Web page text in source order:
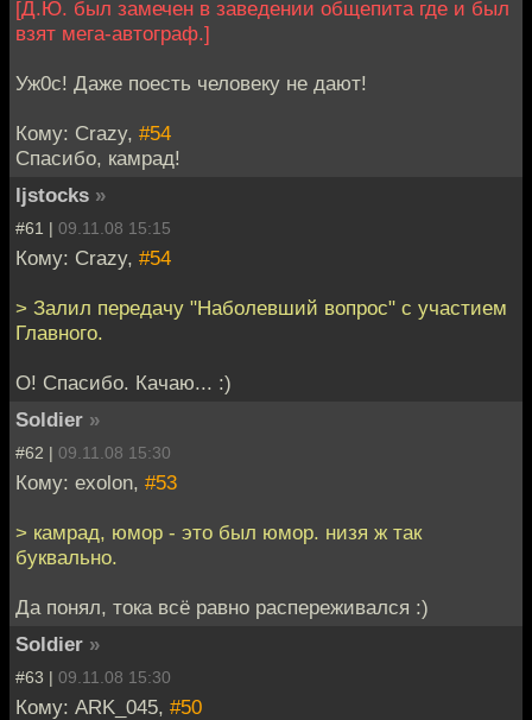
[Д.Ю. был замечен в заведении общепита где и был
взят мега-автограф.]
Уж0с! Даже поесть человеку не дают!
Кому: Crazy, #54
Спасибо, камрад!
ljstocks »
#61 | 09.11.08 15:15
Кому: Crazy, #54
> Залил передачу "Наболевший вопрос" с участием
Главного.
О! Спасибо. Качаю... :)
Soldier »
#62 | 09.11.08 15:30
Кому: exolon, #53
> камрад, юмор - это был юмор. низя ж так
буквально.
Да понял, тока всё равно распереживался :)
Soldier »
#63 | 09.11.08 15:30
Кому: ARK_045, #50